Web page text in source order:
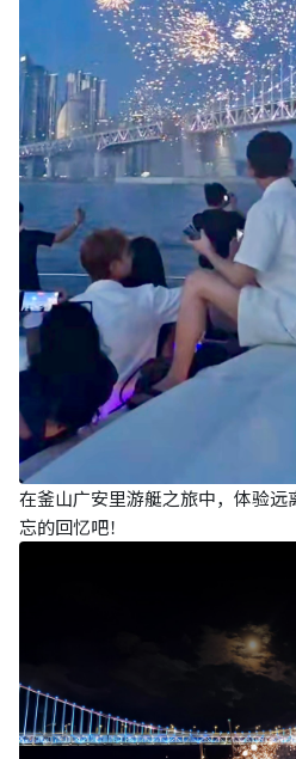
在釜山广安里游艇之旅中，体验
忘的回忆吧！